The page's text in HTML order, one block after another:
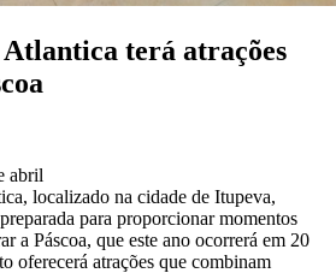
terá atrações
abril
, localizado na cidade de Itupeva,
para proporcionar momentos
a Páscoa, que este ano ocorrerá em 20
oferecerá atrações que combinam